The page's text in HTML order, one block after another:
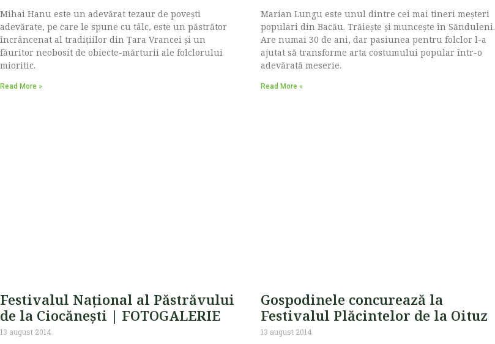
Mihai Hanu este un adevărat tezaur de povești
adevărate, pe care le spune cu tâlc, este un păstrător
încrâncenat al tradițiilor din Țara Vrancei și un
făuritor neobosit de obiecte-mărturii ale folclorului
mioritic.
Read More »
Marian Lungu este unul dintre cei mai tineri meșteri
populari din Bacău. Trăiește și muncește în Sănduleni.
Are numai 30 de ani, dar pasiunea pentru folclor l-a
ajutat să transforme arta costumului popular într-o
adevărată meserie.
Read More »
Festivalul Național al Păstrăvului
de la Ciocănești | FOTOGALERIE
13 august 2014
Gospodinele concurează la
Festivalul Plăcintelor de la Oituz
13 august 2014